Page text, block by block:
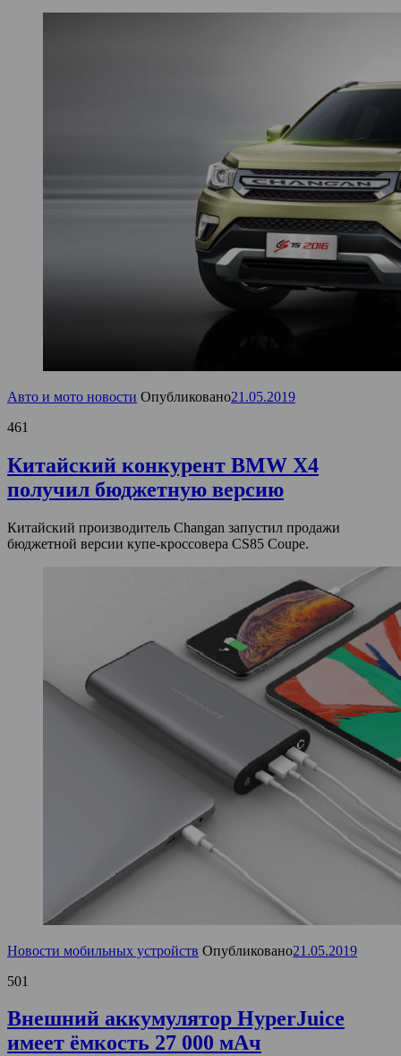
Авто и мото новости Опубликовано21.05.2019
461
Китайский конкурент BMW X4
получил бюджетную версию
Китайский производитель Changan запустил продажи
бюджетной версии купе-кроссовера CS85 Coupe.
Новости мобильных устройств Опубликовано21.05.2019
501
Внешний аккумулятор HyperJuice
имеет ёмкость 27 000 мАч